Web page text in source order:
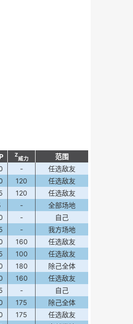
Z
威力
范围
-
任选敌友
120
任选敌友
120
任选敌友
-
全部场地
-
自己
-
我方场地
160
任选敌友
100
任选敌友
180
除己全体
160
任选敌友
-
自己
175
除己全体
175
任选敌友